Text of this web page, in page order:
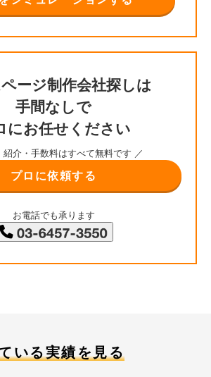
ージ制作会社探しは
手間なしで
にお任せください
紹介・手数料はすべて無料です ／
プロに依頼する
お電話でも承ります
いる実績を見る